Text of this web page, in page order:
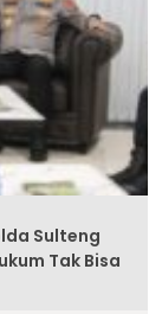
Sulteng
Tak Bisa